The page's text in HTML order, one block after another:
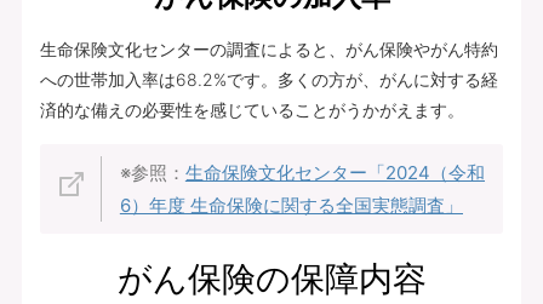
生命保険文化センターの調査によると、がん保険やがん特約
への世帯加入率は68.2%です。多くの方が、がんに対する経
済的な備えの必要性を感じていることがうかがえます。
※参照： 生命保険文化センター「2024（令和
6）年度 生命保険に関する全国実態調査」
がん保険の保障内容